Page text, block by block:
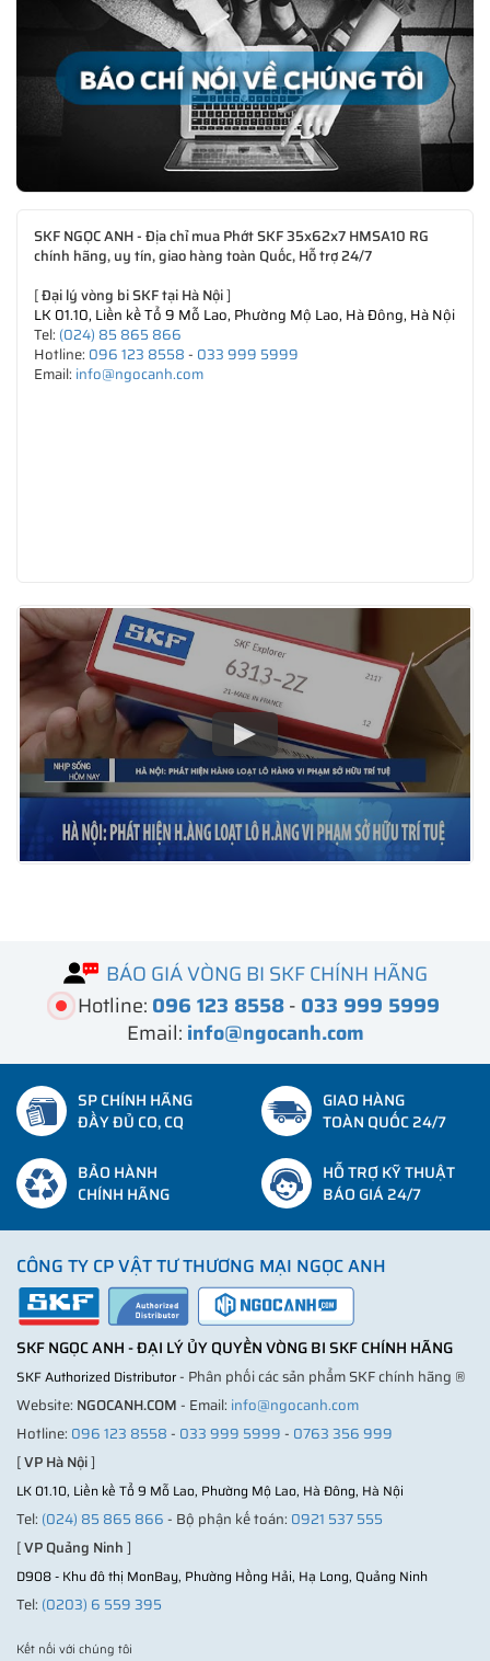
SKF NGỌC ANH - Địa chỉ mua Phớt SKF 35x62x7 HMSA10 RG
chính hãng, uy tín, giao hàng toàn Quốc, Hỗ trợ 24/7
[Đại lý vòng bi SKF tại Hà Nội]
LK 01.10, Liền kề Tổ 9 Mỗ Lao, Phường Mộ Lao, Hà Đông, Hà Nội
Tel: (024) 85 865 866
Hotline: 096 123 8558- 033 999 5999
Email: info@ngocanh.com
BÁO GIÁ VÒNG BI SKF CHÍNH HÃNG
Hotline: 096 123 8558- 033 999 5999
Email: info@ngocanh.com
SP CHÍNH HÃNG
ĐẦY ĐỦ CO, CQ
GIAO HÀNG
TOÀN QUỐC 24/7
BẢO HÀNH
CHÍNH HÃNG
HỖ TRỢ KỸ THUẬT
BÁO GIÁ 24/7
CÔNG TY CP VẬT TƯ THƯƠNG MẠI NGỌC ANH
SKF NGỌC ANH - ĐẠI LÝ ỦY QUYỀN VÒNG BI SKF CHÍNH HÃNG
SKF Authorized Distributor- Phân phối các sản phẩm SKF chính hãng ®
Website: NGOCANH.COM- Email: info@ngocanh.com
Hotline: 096 123 8558- 033 999 5999- 0763 356 999
[VP Hà Nội]
LK 01.10, Liền kề Tổ 9 Mỗ Lao, Phường Mộ Lao, Hà Đông, Hà Nội
Tel: (024) 85 865 866- Bộ phận kế toán: 0921 537 555
[VP Quảng Ninh]
D908 - Khu đô thị MonBay, Phường Hồng Hải, Hạ Long, Quảng Ninh
Tel: (0203) 6 559 395
Kết nối với chúng tôi